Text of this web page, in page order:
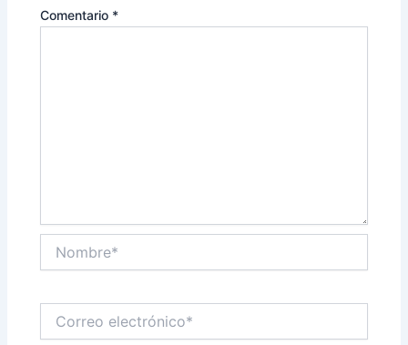
Comentario *
electrónico*